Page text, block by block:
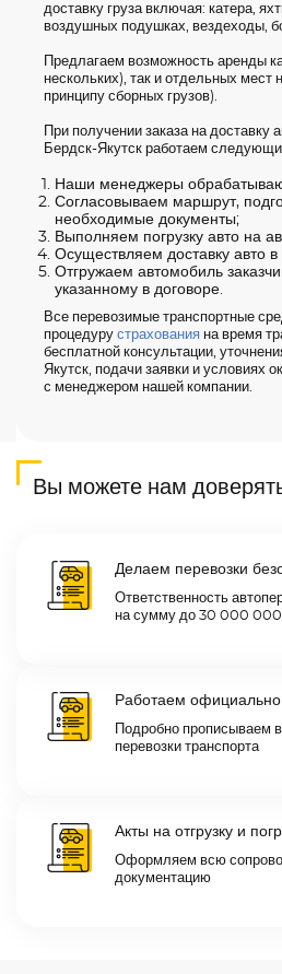
доставку груза включая: катера,
воздушных подушках, вездеходы,
Предлагаем возможность аренды
нескольких), так и отдельных мест
принципу сборных грузов).
При получении заказа на доставку
Бердск-Якутск работаем
Наши менеджеры
Согласовываем маршрут,
необходимые документы;
Выполняем погрузку авто на
Осуществляем доставку авто в
Отгружаем автомобиль
указанному в договоре.
Все перевозимые транспортные
процедуру страхования на время
бесплатной консультации,
Якутск, подачи заявки и условиях
с менеджером нашей компании.
Вы можете нам
Делаем перевозки
Ответственность
на сумму до 30 000 000
Работаем официально
Подробно прописываем
перевозки транспорта
Акты на отгрузку и
Оформляем всю
документацию